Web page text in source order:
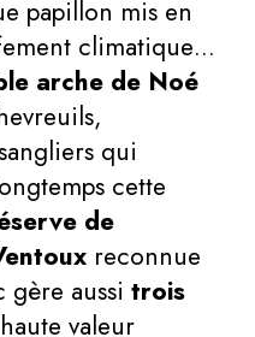
papillon mis en
climatique…
arche de Noé
qui
cette
de
reconnue
gère aussi trois
valeur